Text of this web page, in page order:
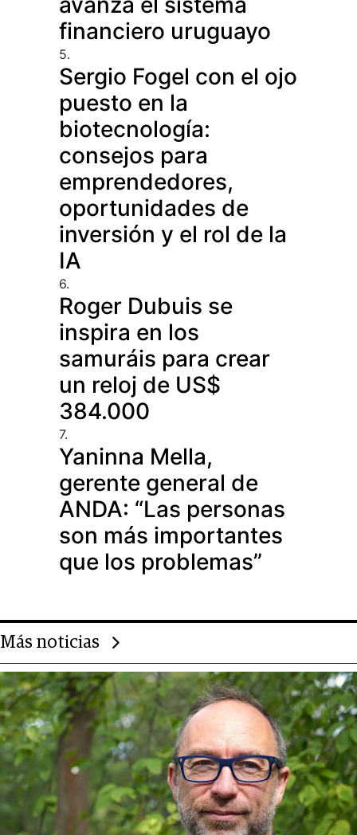
financiero uruguayo
5.
Sergio Fogel con el ojo
puesto en la
biotecnología:
consejos para
emprendedores,
oportunidades de
inversión y el rol de la
IA
6.
Roger Dubuis se
inspira en los
samuráis para crear
un reloj de US$
384.000
7.
Yaninna Mella,
gerente general de
ANDA: “Las personas
son más importantes
que los problemas”
Más noticias